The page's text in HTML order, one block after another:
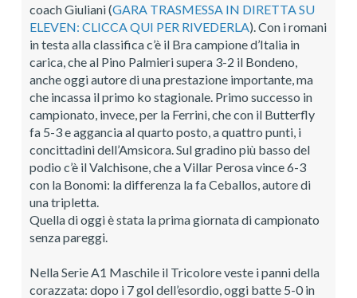
coach Giuliani (GARA TRASMESSA IN DIRETTA SU
ELEVEN: CLICCA QUI PER RIVEDERLA). Con i romani
in testa alla classifica c’è il Bra campione d’Italia in
carica, che al Pino Palmieri supera 3-2 il Bondeno,
anche oggi autore di una prestazione importante, ma
che incassa il primo ko stagionale. Primo successo in
campionato, invece, per la Ferrini, che con il Butterfly
fa 5-3 e aggancia al quarto posto, a quattro punti, i
concittadini dell’Amsicora. Sul gradino più basso del
podio c’è il Valchisone, che a Villar Perosa vince 6-3
con la Bonomi: la differenza la fa Ceballos, autore di
una tripletta.
Quella di oggi è stata la prima giornata di campionato
senza pareggi.
Nella Serie A1 Maschile il Tricolore veste i panni della
corazzata: dopo i 7 gol dell’esordio, oggi batte 5-0 in